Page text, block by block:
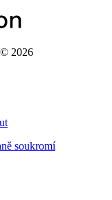
2026
soukromí